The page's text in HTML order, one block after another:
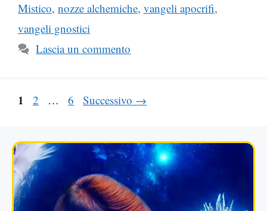
Mistico, nozze alchemiche, vangeli apocrifi,
vangeli gnostici
Lascia un commento
Pagina
1 Pagina
2 … Pagina
6 Successivo →